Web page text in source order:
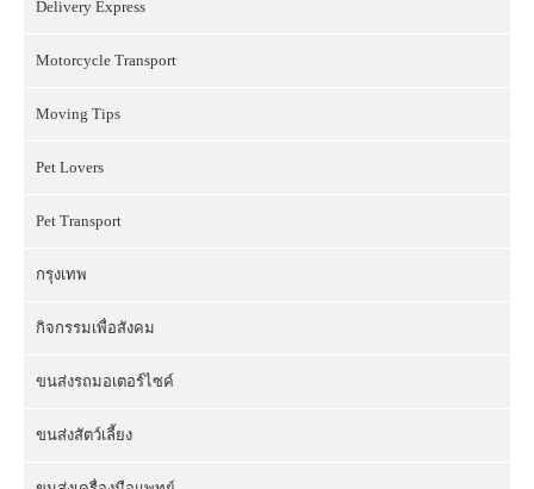
Delivery Express
Motorcycle Transport
Moving Tips
Pet Lovers
Pet Transport
กรุงเทพ
กิจกรรมเพื่อสังคม
ขนส่งรถมอเตอร์ไซค์
ขนส่งสัตว์เลี้ยง